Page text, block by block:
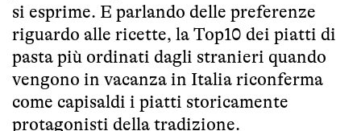
si esprime. E parlando delle preferenze
riguardo alle ricette, la Top10 dei piatti di
pasta più ordinati dagli stranieri quando
vengono in vacanza in Italia riconferma
come capisaldi i piatti storicamente
protagonisti della tradizione.